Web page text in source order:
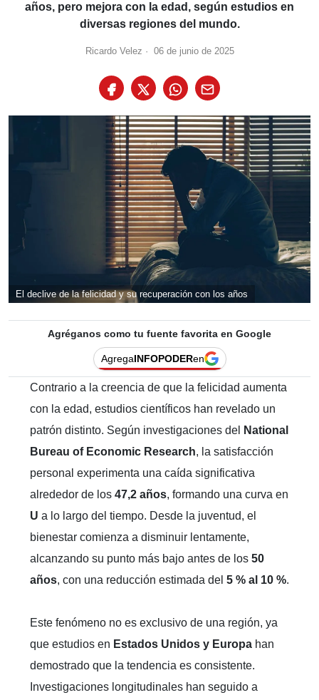
años, pero mejora con la edad, según estudios en
diversas regiones del mundo.
Ricardo Velez · 06 de junio de 2025
El declive de la felicidad y su recuperación con los años
Agréganos como tu fuente favorita en Google
AgregaINFOPODERen
Contrario a la creencia de que la felicidad aumenta
con la edad, estudios científicos han revelado un
patrón distinto. Según investigaciones del
National
Bureau of Economic Research, la satisfacción
personal experimenta una caída significativa
alrededor de los 47,2 años, formando una curva en
U a lo largo del tiempo. Desde la juventud, el
bienestar comienza a disminuir lentamente,
alcanzando su punto más bajo antes de los 50
años, con una reducción estimada del 5 % al 10 %.
Este fenómeno no es exclusivo de una región, ya
que estudios en Estados Unidos y Europa han
demostrado que la tendencia es consistente.
Investigaciones longitudinales han seguido a